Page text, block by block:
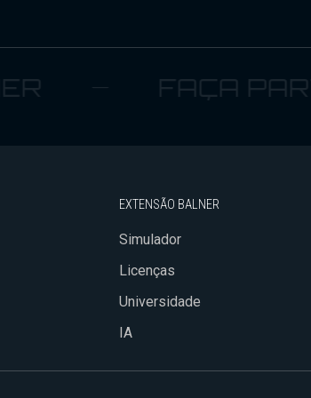
FAÇA PARTE
EXTENSÃO BALNER
Simulador
Licenças
Universidade
IA